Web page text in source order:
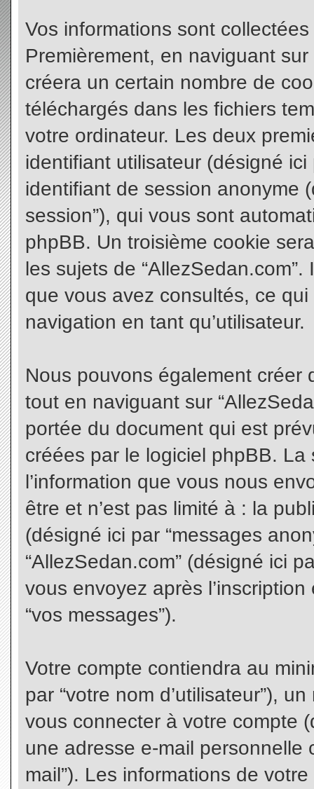
Vos informations sont
Premièrement, en naviguant
créera un certain nombre de
téléchargés dans les fichiers
votre ordinateur. Les deux
identifiant utilisateur (désigné ici
identifiant de session anonyme
session”), qui vous sont
phpBB. Un troisième cookie
les sujets de
que vous avez consultés, ce
navigation en tant qu’utilisateur.
Nous pouvons également créer
tout en naviguant sur
portée du document qui est
créées par le logiciel phpBB.
l’information que vous nous
être et n’est pas limité à : la
(désigné ici par “messages
“AllezSedan.com” (désigné ici
vous envoyez après
“vos messages”).
Votre compte contiendra au
par “votre nom d’utilisateur”),
vous connecter à votre compte
une adresse e-mail personnelle
mail”). Les informations de